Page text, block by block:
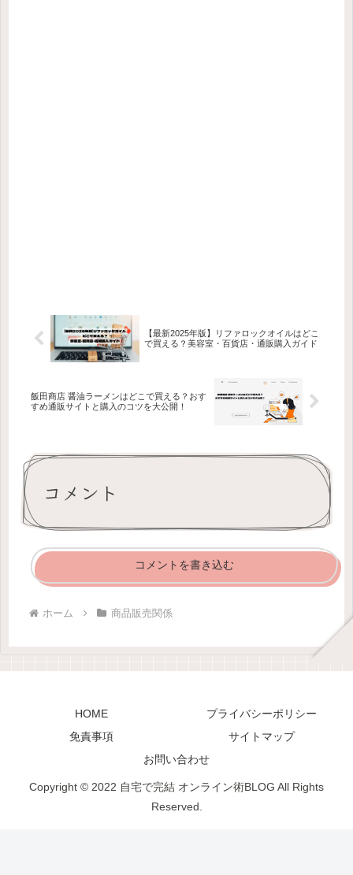
【最新2025年版】リファロックオイルはどこ
で買える？美容室・百貨店・通販購入ガイド
飯田商店 醤油ラーメンはどこで買える？おす
すめ通販サイトと購入のコツを大公開！
コメント
コメントを書き込む
ホーム 商品販売関係
HOME
プライバシーポリシー
免責事項
サイトマップ
お問い合わせ
Copyright © 2022 自宅で完結 オンライン術BLOG All Rights
Reserved.